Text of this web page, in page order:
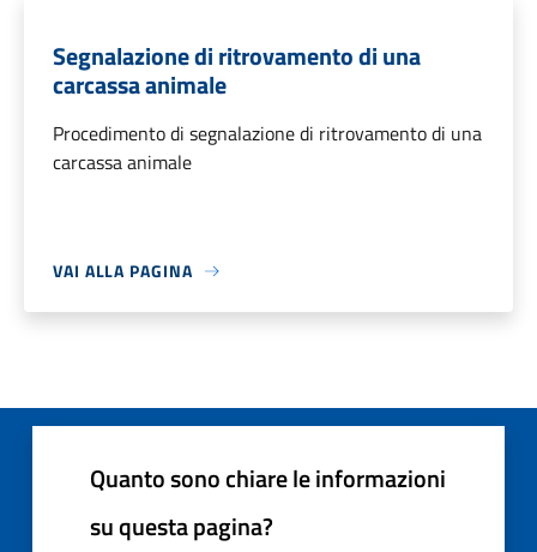
Segnalazione di ritrovamento di una
carcassa animale
Procedimento di segnalazione di ritrovamento di una
carcassa animale
VAI ALLA PAGINA
Quanto sono chiare le informazioni
su questa pagina?